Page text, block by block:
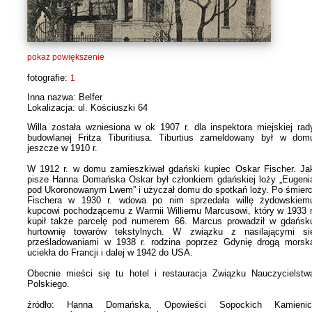
pokaż powiększenie
fotografie: 1
Inna nazwa: Belfer
Lokalizacja: ul. Kościuszki 64
Willa została wzniesiona w ok 1907 r. dla inspektora miejskiej
budowlanej Fritza Tiburitiusa. Tiburtius zameldowany był w
jeszcze w 1910 r.
W 1912 r. w domu zamieszkiwał gdański kupiec Oskar Fischer.
pisze Hanna Domańska Oskar był członkiem gdańskiej loży
pod Ukoronowanym Lwem” i użyczał domu do spotkań loży. Po
Fischera w 1930 r. wdowa po nim sprzedała willę
kupcowi pochodzącemu z Warmii Williemu Marcusowi, który w 1933
kupił także parcelę pod numerem 66. Marcus prowadził w
hurtownię towarów tekstylnych. W związku z nasilającymi
prześladowaniami w 1938 r. rodzina poprzez Gdynię drogą
uciekła do Francji i dalej w 1942 do USA.
Obecnie mieści się tu hotel i restauracja Związku
Polskiego.
źródło: Hanna Domańska, Opowieści Sopockich Kamienic,